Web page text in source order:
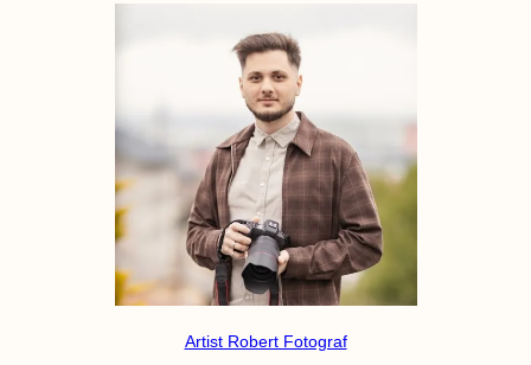
Artist Robert Fotograf